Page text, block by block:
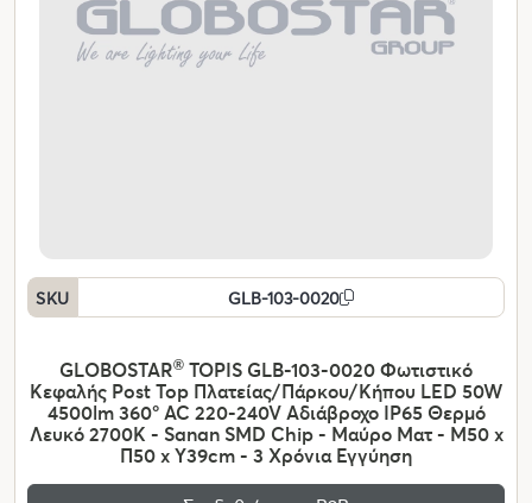
SKU GLB-103-0020
GLOBOSTAR® TOPIS GLB-103-0020 Φωτιστικό
Κεφαλής Post Top Πλατείας/Πάρκου/Κήπου LED 50W
4500lm 360° AC 220-240V Αδιάβροχο IP65 Θερμό
Λευκό 2700K - Sanan SMD Chip - Μαύρο Ματ - Μ50 x
Π50 x Υ39cm - 3 Χρόνια Εγγύηση